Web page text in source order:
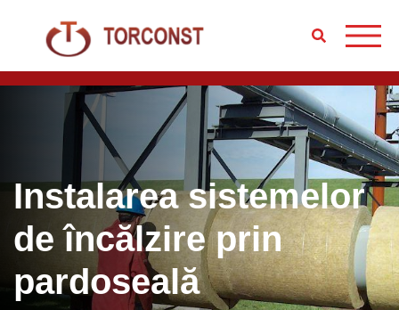
Instalarea sistemelor
de încălzire prin
pardoseală